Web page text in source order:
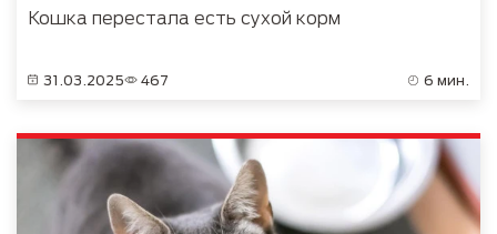
Кошка перестала есть сухой корм
31.03.2025 467 6 мин.